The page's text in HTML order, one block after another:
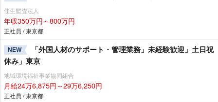
佳生監査法人
年収350万円～800万円
正社員 / 東京都
NEW
「外国人材のサポート・管理業務」未経験歓迎」土日祝
休み」東京
地域環境福祉事業協同組合
月給24万6,875円～29万6,250円
正社員 / 東京都